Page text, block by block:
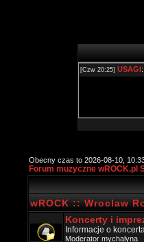
Obecny czas to 2026-08-10,
Forum muzyczne wROCK.pl
wROCK :: Wroclaw
Koncerty i
Informacje o
Moderator mychalyna